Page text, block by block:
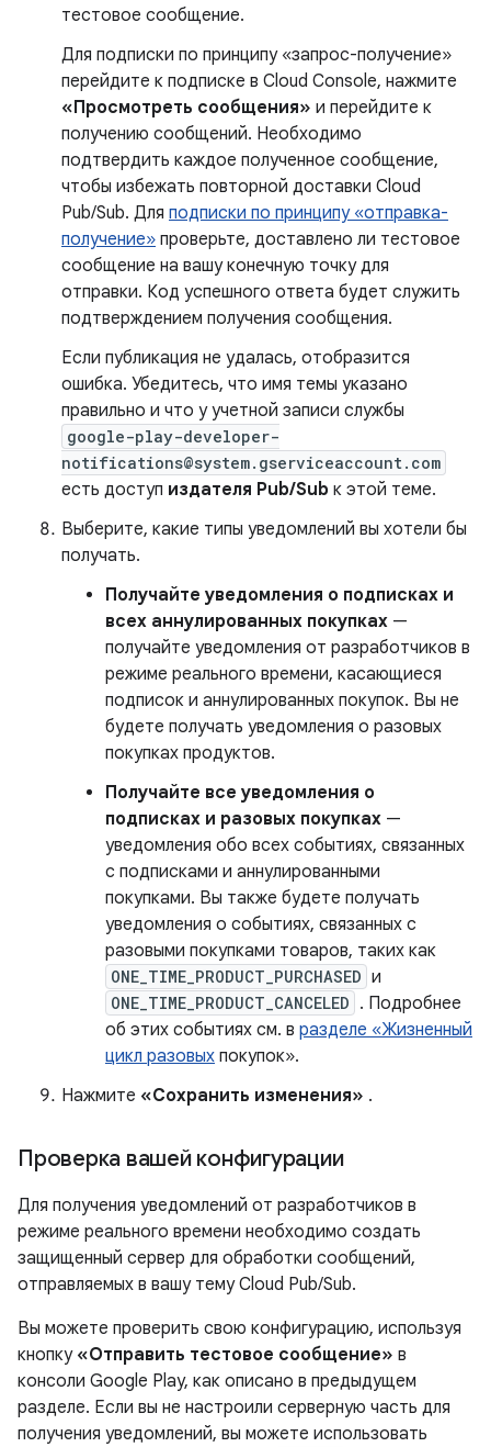
тестовое сообщение.
Для подписки по принципу «запрос-получение»
перейдите к подписке в Cloud Console, нажмите
«Просмотреть сообщения» и перейдите к
получению сообщений. Необходимо
подтвердить каждое полученное сообщение,
чтобы избежать повторной доставки Cloud
Pub/Sub. Для подписки по принципу «отправка-
получение» проверьте, доставлено ли тестовое
сообщение на вашу конечную точку для
отправки. Код успешного ответа будет служить
подтверждением получения сообщения.
Если публикация не удалась, отобразится
ошибка. Убедитесь, что имя темы указано
правильно и что у учетной записи службы
google-play-developer-
notifications@system.gserviceaccount.com
есть доступ издателя Pub/Sub к этой теме.
Выберите, какие типы уведомлений вы хотели бы
получать.
Получайте уведомления о подписках и
всех аннулированных покупках —
получайте уведомления от разработчиков в
режиме реального времени, касающиеся
подписок и аннулированных покупок. Вы не
будете получать уведомления о разовых
покупках продуктов.
Получайте все уведомления о
подписках и разовых покупках —
уведомления обо всех событиях, связанных
с подписками и аннулированными
покупками. Вы также будете получать
уведомления о событиях, связанных с
разовыми покупками товаров, таких как
ONE_TIME_PRODUCT_PURCHASED и
ONE_TIME_PRODUCT_CANCELED . Подробнее
об этих событиях см. в разделе «Жизненный
цикл разовых покупок».
Нажмите «Сохранить изменения» .
Проверка вашей конфигурации
Для получения уведомлений от разработчиков в
режиме реального времени необходимо создать
защищенный сервер для обработки сообщений,
отправляемых в вашу тему Cloud Pub/Sub.
Вы можете проверить свою конфигурацию, используя
кнопку «Отправить тестовое сообщение» в
консоли Google Play, как описано в предыдущем
разделе. Если вы не настроили серверную часть для
получения уведомлений, вы можете использовать